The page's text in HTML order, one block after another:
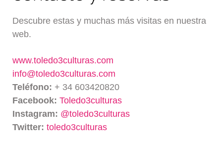
Descubre estas y muchas más visitas en nuestra
web.
www.toledo3culturas.com
info@toledo3culturas.com
Teléfono: + 34 603420820
Facebook: Toledo3culturas
Instagram: @toledo3culturas
Twitter: toledo3culturas